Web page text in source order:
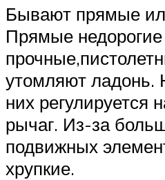
Бывают прямые
Прямые
утомляют ладонь.
них регулируется
рычаг. Из-за
подвижных
хрупкие.